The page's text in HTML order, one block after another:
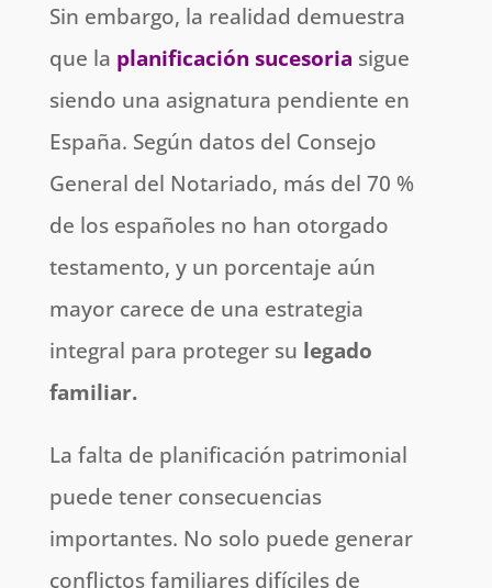
Sin embargo, la realidad demuestra
que la planificación sucesoria sigue
siendo una asignatura pendiente en
España. Según datos del Consejo
General del Notariado, más del 70 %
de los españoles no han otorgado
testamento, y un porcentaje aún
mayor carece de una estrategia
integral para proteger su legado
familiar.
La falta de planificación patrimonial
puede tener consecuencias
importantes. No solo puede generar
conflictos familiares difíciles de